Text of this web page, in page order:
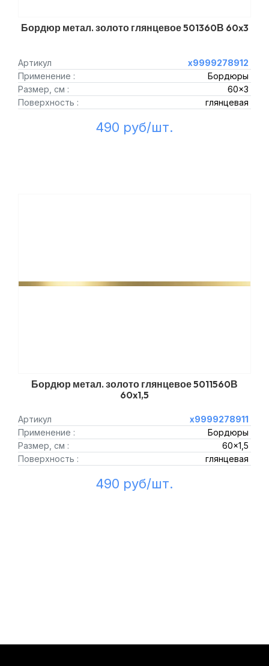
Бордюр метал. золото глянцевое 501360В 60x3
Артикул
х9999278912
Применение :
Бордюры
Размер, см :
60x3
Поверхность :
глянцевая
490 руб/шт.
Бордюр метал. золото глянцевое 5011560В
60x1,5
Артикул
х9999278911
Применение :
Бордюры
Размер, см :
60x1,5
Поверхность :
глянцевая
490 руб/шт.